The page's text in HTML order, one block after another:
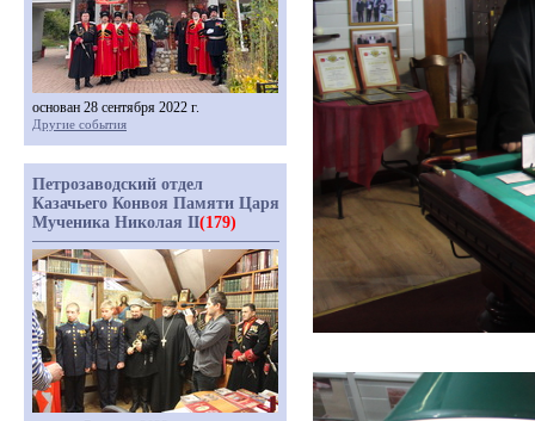
основан 28 сентября 2022 г.
Другие события
Петрозаводский отдел
Казачьего Конвоя Памяти Царя
Мученика Николая II(179)